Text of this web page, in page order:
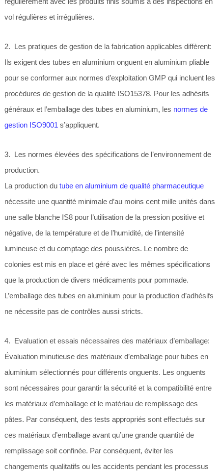
vol régulières et irrégulières.
2. Les pratiques de gestion de la fabrication applicables diffèrent:
Ils exigent des tubes en aluminium onguent en aluminium pliable
pour se conformer aux normes d’exploitation GMP qui incluent les
procédures de gestion de la qualité ISO15378. Pour les adhésifs
généraux et l’emballage des tubes en aluminium, les normes de
gestion ISO9001 s’appliquent.
3. Les normes élevées des spécifications de l’environnement de
production.
La production du tube en aluminium de qualité pharmaceutique
nécessite une quantité minimale d’au moins cent mille unités dans
une salle blanche IS8 pour l’utilisation de la pression positive et
négative, de la température et de l’humidité, de l’intensité
lumineuse et du comptage des poussières. Le nombre de
colonies est mis en place et géré avec les mêmes spécifications
que la production de divers médicaments pour pommade.
L’emballage des tubes en aluminium pour la production d’adhésifs
ne nécessite pas de contrôles aussi stricts.
4. Evaluation et essais nécessaires des matériaux d’emballage:
Évaluation minutieuse des matériaux d’emballage pour tubes en
aluminium sélectionnés pour différents onguents. Les onguents
sont nécessaires pour garantir la sécurité et la compatibilité entre
les matériaux d’emballage et le matériau de remplissage des
pâtes. Par conséquent, des tests appropriés sont effectués sur
ces matériaux d’emballage avant qu’une grande quantité de
remplissage soit confinée. Par conséquent, éviter les
changements qualitatifs ou les accidents pendant les processus